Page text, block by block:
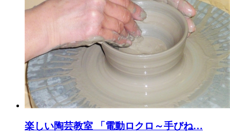
楽しい陶芸教室 「電動ロクロ～手びね…